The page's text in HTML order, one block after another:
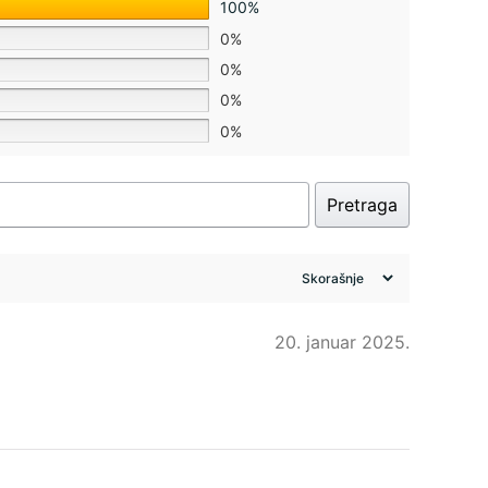
100%
0%
0%
0%
0%
Pretraga
20. januar 2025.